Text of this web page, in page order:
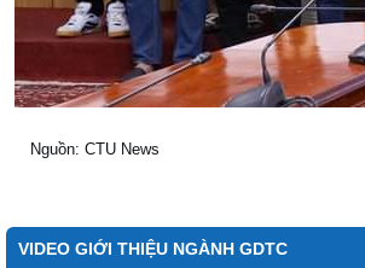
Nguồn: CTU News
VIDEO GIỚI THIỆU NGÀNH GDTC